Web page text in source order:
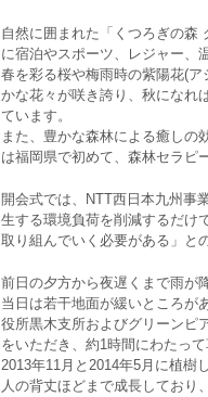
自然に囲まれた「くつろぎの森
に宿泊やスポーツ、レジャー、
春を彩る桜や梅雨時の紫陽花(
かな花々が咲き誇り、秋になれ
ています。
また、豊かな森林による癒しの
は福岡県で初めて、森林セラピ
開会式では、NTT西日本九州事
生する環境負荷を削減するだけ
取り組んでいく必要がある」と
前日の夕方から夜遅くまで雨が
当日は若干地面が緩いところが
役所黒木支所およびグリーンピ
をいただき、約1時間にわたっ
2013年11月と2014年5月に植樹
人の背丈ほどまで成長しており